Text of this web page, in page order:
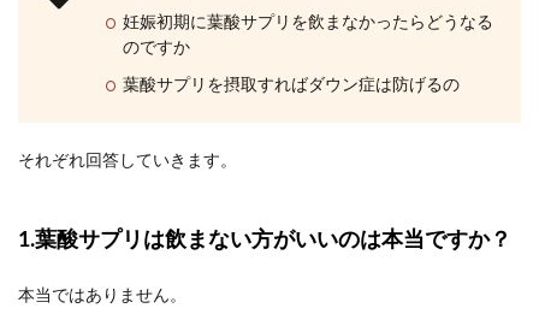
妊娠初期に葉酸サプリを飲まなかったらどうなる
のですか
葉酸サプリを摂取すればダウン症は防げるの
それぞれ回答していきます。
1.葉酸サプリは飲まない方がいいのは本当ですか？
本当ではありません。